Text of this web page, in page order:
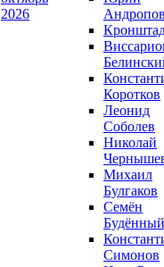
2026
Коротков
Леонид
Соболев
Николай
Михаил
Булгаков
Семён
Будённый
Симонов